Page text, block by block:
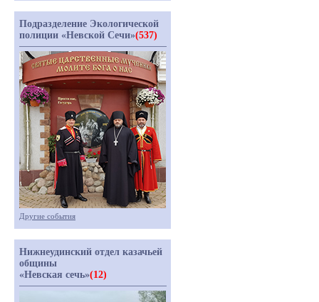
Подразделение Экологической
полиции «Невской Сечи»(537)
Другие события
Нижнеудинский отдел казачьей
общины
«Невская сечь»(12)